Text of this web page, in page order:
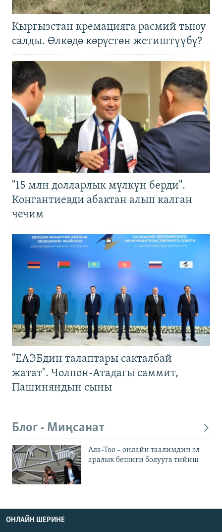
Кыргызстан кремацияга расмий тыюу
салды. Өлкөдө көрүстөн жетиштүүбү?
"15 млн долларлык мүлкүн берди".
Конгантиевди абактан алып калган
чечим
"ЕАЭБдин талаптары сакталбай
жатат". Чолпон-Атадагы саммит,
Пашиняндын сыны
Блог - Миңсанат
Ала-Тоо – онлайн таалимдин эл
аралык бешиги болууга тийиш
ОНЛАЙН ШЕРИНЕ